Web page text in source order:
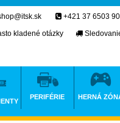
+421 37 6503
kladené otázky
PERIFÉRIE HERNÁ